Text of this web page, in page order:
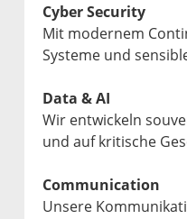
Cyber Security
Mit modernem
Systeme und
Data & AI
Wir entwickeln
und auf kritische
Communication
Unsere